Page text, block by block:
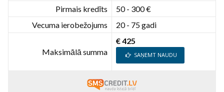
Pirmais kredīts
50 - 300 €
Vecuma ierobežojums
20 - 75 gadi
Maksimālā summa
€ 425
SAŅEMT NAUDU